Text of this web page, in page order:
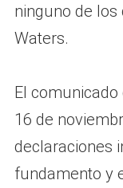
ninguno de
Waters.
El
16 de
declaraciones
fundamento y